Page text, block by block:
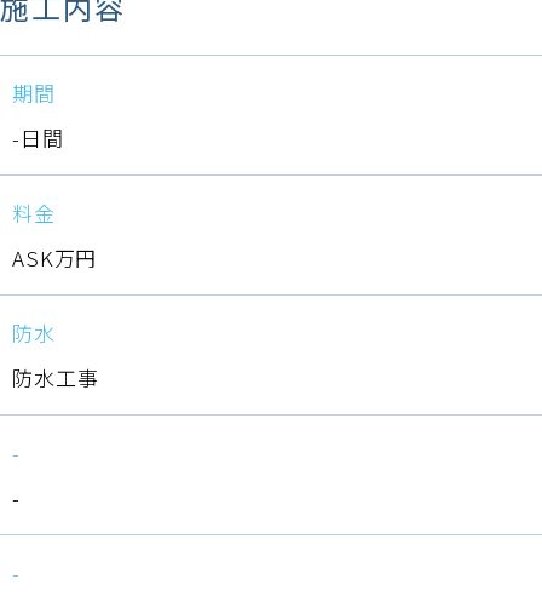
期間
-日間
料金
ASK万円
防水
防水工事
-
-
-